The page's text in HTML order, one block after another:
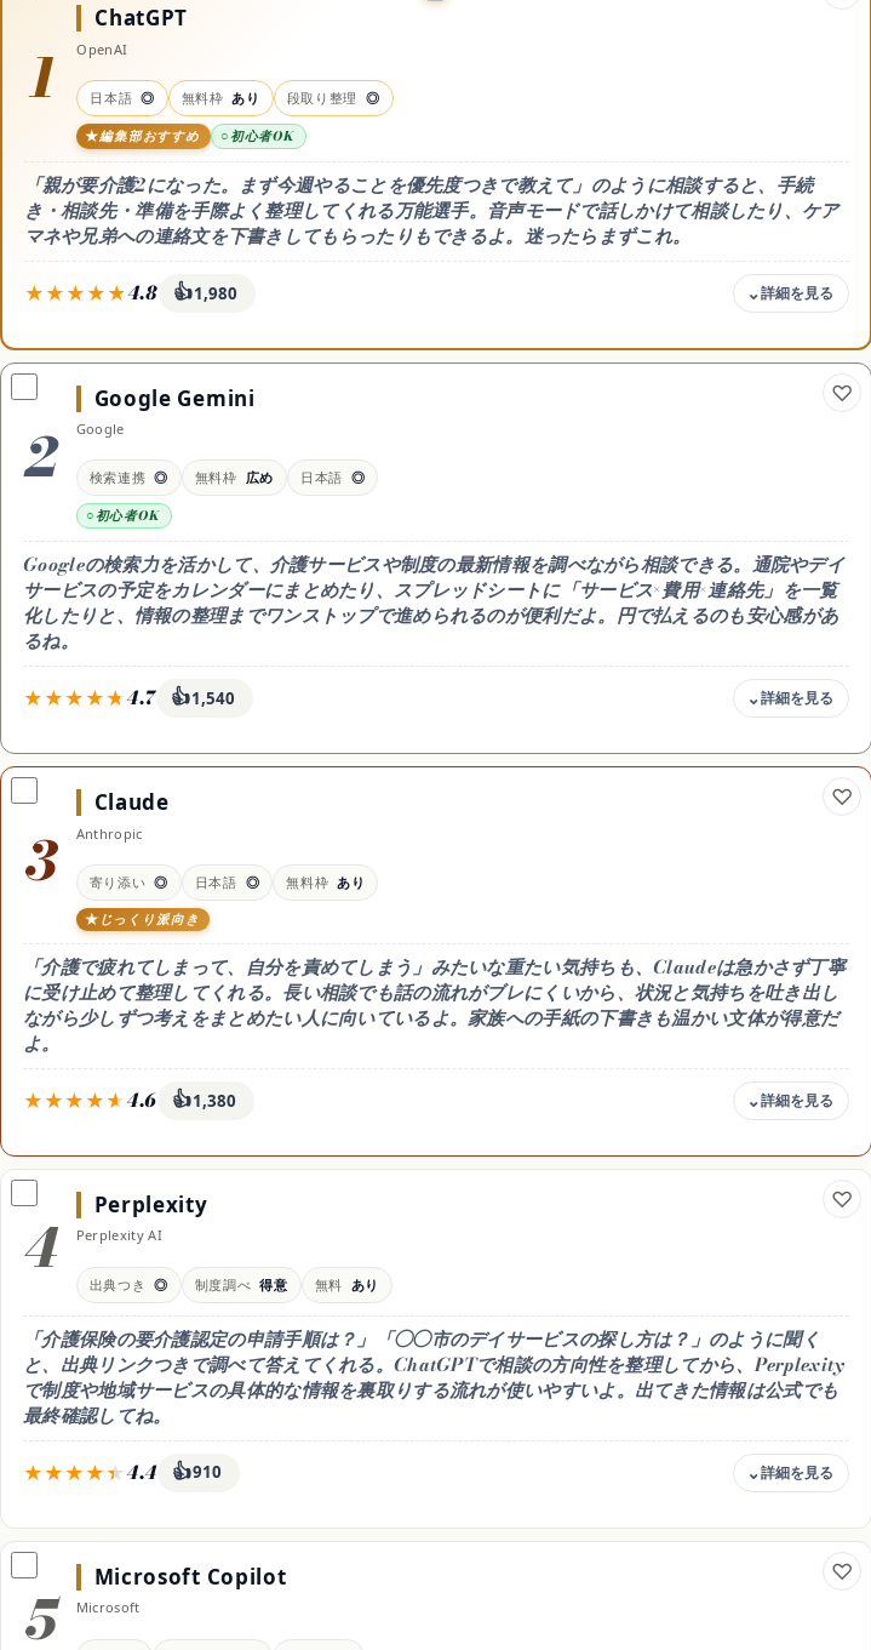
日焼け止め
スキンケア
サイトマップ
1
ChatGPT
OpenAI
日本語 ◎ 無料枠 あり 段取り整理 ◎
編集部おすすめ 初心者OK
「親が要介護2になった。まず今週やることを優先度つきで教えて」のように相談すると、手続
き・相談先・準備を手際よく整理してくれる万能選手。音声モードで話しかけて相談したり、ケア
マネや兄弟への連絡文を下書きしてもらったりもできるよ。迷ったらまずこれ。
4.8 👍1,980
無料 / Go 月8ドル / Plus
月20ドル
無料でも十分相談できて回
8ドル)や高性能なPlus(月
音声で話しかけて相談もで
相談・下書きテキストは自
日本語
◎ 高品質
介護のやることを手早く整
理したい人
2
Google Gemini
Google
検索連携 ◎ 無料枠 広め 日本語 ◎
初心者OK
Googleの検索力を活かして、介護サービスや制度の最新情報を調べながら相談できる。通院やデイ
サービスの予定をカレンダーにまとめたり、スプレッドシートに「サービス×費用×連絡先」を一覧
化したりと、情報の整理までワンストップで進められるのが便利だよ。円で払えるのも安心感があ
るね。
4.7 👍1,540
無料 / Google AI Plus 月
1,200円 / Pro 月2,900円
無料枠が広めで毎日たっぷ
検索連携で制度・サービス
可（調べた事実は自分でも
日本語
◎ 高品質
ケアの予定や情報を
Google系ツールで整理し
3
Claude
Anthropic
寄り添い ◎ 日本語 ◎ 無料枠 あり
じっくり派向き
「介護で疲れてしまって、自分を責めてしまう」みたいな重たい気持ちも、Claudeは急かさず丁寧
に受け止めて整理してくれる。長い相談でも話の流れがブレにくいから、状況と気持ちを吐き出し
ながら少しずつ考えをまとめたい人に向いているよ。家族への手紙の下書きも温かい文体が得意だ
よ。
4.6 👍1,380
い月17ドル)
日本語
◎ 自然な文章
しんどい気持ちごと丁寧に
整理したい人
4
Perplexity
Perplexity AI
出典つき ◎ 制度調べ 得意 無料 あり
「介護保険の要介護認定の申請手順は？」「◯◯市のデイサービスの探し方は？」のように聞く
と、出典リンクつきで調べて答えてくれる。ChatGPTで相談の方向性を整理してから、Perplexity
で制度や地域サービスの具体的な情報を裏取りする流れが使いやすいよ。出てきた情報は公式でも
最終確認してね。
4.4 👍910
ドル)
ドル/年200ドル)
日本語
◎（出典つき） 介護保険や使える制度を出
5
Microsoft Copilot
Microsoft